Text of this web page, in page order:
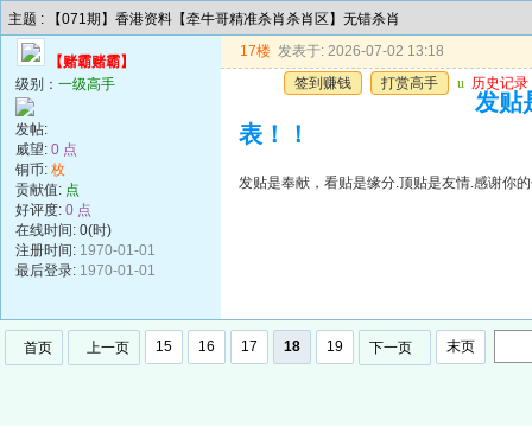
主题 : 【071期】香港资料【牵牛哥精准杀肖杀肖区】无错杀肖
【赌霸赌霸】
级别： 一级高手
发帖:
威望: 0 点
铜币: 枚
贡献值: 点
好评度: 0 点
在线时间: 0(时)
注册时间: 1970-01-01
最后登录: 1970-01-01
17楼 发表于: 2026-07-02 13:18
签到赚钱
打赏高手 u 历史记录
发贴
表！！
发贴是奉献，看贴是缘分.顶贴是友情.感谢你
首页 上一页 15 16 17 18 19 下一页 末页